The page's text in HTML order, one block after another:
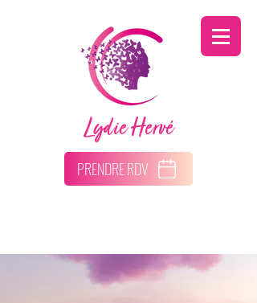
Lydie Hervé
PRENDRE RDV